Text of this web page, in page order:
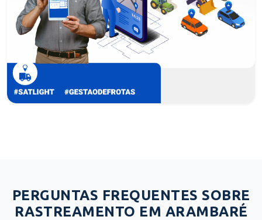
PERGUNTAS FREQUENTES SOBRE
RASTREAMENTO EM ARAMBARÉ